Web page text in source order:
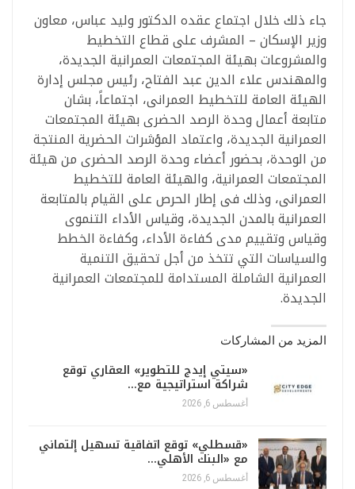
جاء ذلك خلال اجتماع عقده الدكتور وليد عباس، معاون
وزير الإسكان – المشرف على قطاع التخطيط
والمشروعات بهيئة المجتمعات العمرانية الجديدة،
والمهندس علاء الدين عبد الفتاح، رئيس مجلس إدارة
الهيئة العامة للتخطيط العمرانى، اجتماعاً، بشان
متابعة أعمال وحدة الرصد الحضرى بهيئة المجتمعات
العمرانية الجديدة، واعتماد المؤشرات الحضرية المنتجة
من الوحدة، بحضور أعضاء وحدة الرصد الحضرى من هيئة
المجتمعات العمرانية، والهيئة العامة للتخطيط
العمرانى، وذلك فى إطار الحرص على القيام بالمتابعة
العمرانية بالمدن الجديدة، وقياس الأداء التنموى
وقياس وتقييم مدى كفاءة الأداء، وكفاءة الخطط
والسياسات التي تتخذ من أجل تحقيق التنمية
العمرانية الشاملة المستدامة للمجتمعات العمرانية
الجديدة.
المزيد من المشاركات
«سيتي إيدج للتطوير» العقاري توقع
شراكة استراتيجية مع…
أغسطس 6, 2026
«قسطلي» توقع اتفاقية تسهيل إئتماني
مع «البنك الأهلي…
أغسطس 6, 2026